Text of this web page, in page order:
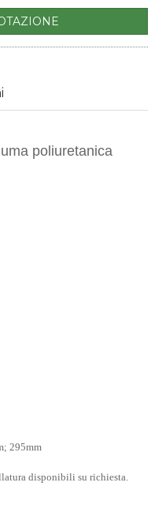
poliuretanica
295mm
disponibili su richiesta.